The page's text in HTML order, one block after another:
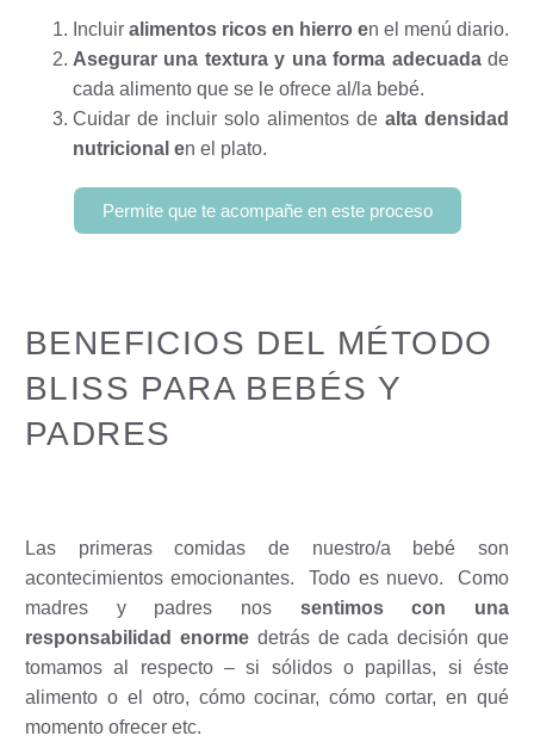
Incluir alimentos ricos en hierro en el menú diario.
Asegurar una textura y una forma adecuadade
cada alimento que se le ofrece al/la bebé.
Cuidar de incluir solo alimentos de alta densidad
nutricional en el plato.
Permite que te acompañe en este proceso
BENEFICIOS DEL MÉTODO
BLISS PARA BEBÉS Y
PADRES
Las primeras comidas de nuestro/a bebé son
acontecimientos emocionantes.
Todo es nuevo.
Como
madres y padres nos sentimos con una
responsabilidad enormedetrás de cada decisión que
tomamos al respecto – si sólidos o papillas, si éste
alimento o el otro, cómo cocinar, cómo cortar, en qué
momento ofrecer etc.